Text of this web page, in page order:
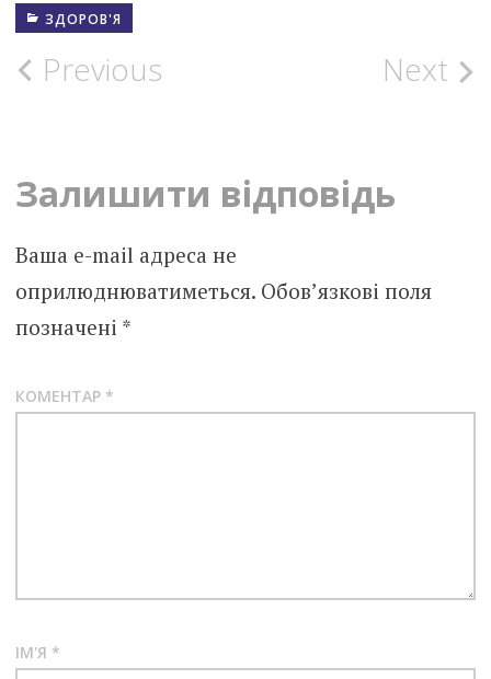
ЗДОРОВ'Я
Post
Previous Next
Залишити відповідь
Ваша e-mail адреса не
оприлюднюватиметься. Обов’язкові поля
позначені *
КОМЕНТАР *
ІМ'Я *